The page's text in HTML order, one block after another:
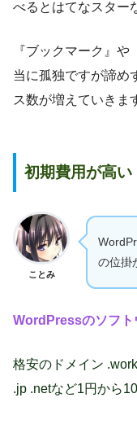
べるとはてなスター
『ブックマーク』
当に孤独ですが諦め
ス数が増えていきま
初期費用が高い
ことみ
の位掛
WordPressのソフト
格安のドメイン
.jp .netなど1円から